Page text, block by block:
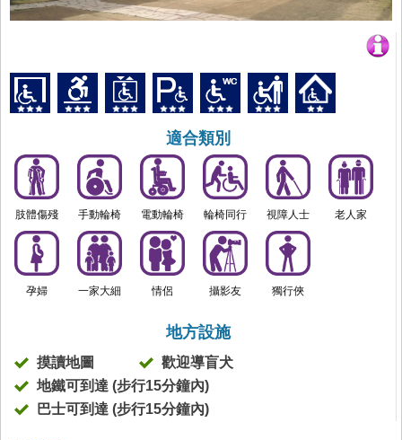
適合類別
肢體傷殘 手動輪椅 電動輪椅 輪椅同行 視障人士 老人家
孕婦 一家大細 情侶 攝影友 獨行俠
地方設施
摸讀地圖
歡迎導盲犬
地鐵可到達 (步行15分鐘內)
巴士可到達 (步行15分鐘內)